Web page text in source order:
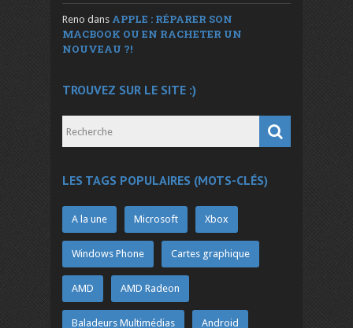
Reno dans APPLE : RÉPARER SON
MACBOOK OU EN RACHETER UN
NOUVEAU ?!
TROUVEZ SUR LE SITE :)
LES TAGS POPULAIRES (MOTS-CLÉS)
A la une Microsoft Xbox
Windows Phone Cartes graphique
AMD AMD Radeon
Baladeurs Multimédias Android